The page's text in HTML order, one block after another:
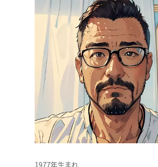
1977年生まれ